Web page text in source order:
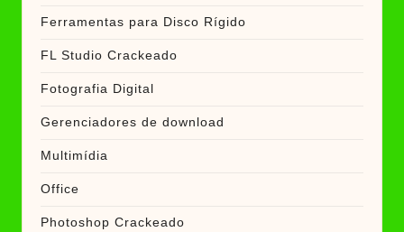
Ferramentas para Disco Rígido
FL Studio Crackeado
Fotografia Digital
Gerenciadores de download
Multimídia
Office
Photoshop Crackeado